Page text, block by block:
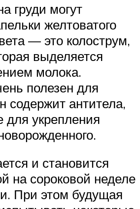
груди могут
желтоватого
— это колострум,
выделяется
молока.
полезен для
антитела,
укрепления
и становится
на сороковой неделе
При этом будущая